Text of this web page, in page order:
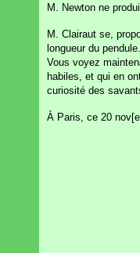
M. Newton ne
M. Clairaut se,
longueur du
Vous voyez
habiles, et qui en
curiosité des
À Paris, ce 20